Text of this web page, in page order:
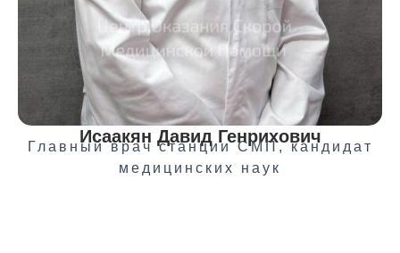
Исаакян Давид Генрихович
Главный врач станции СМП, кандидат
медицинских наук